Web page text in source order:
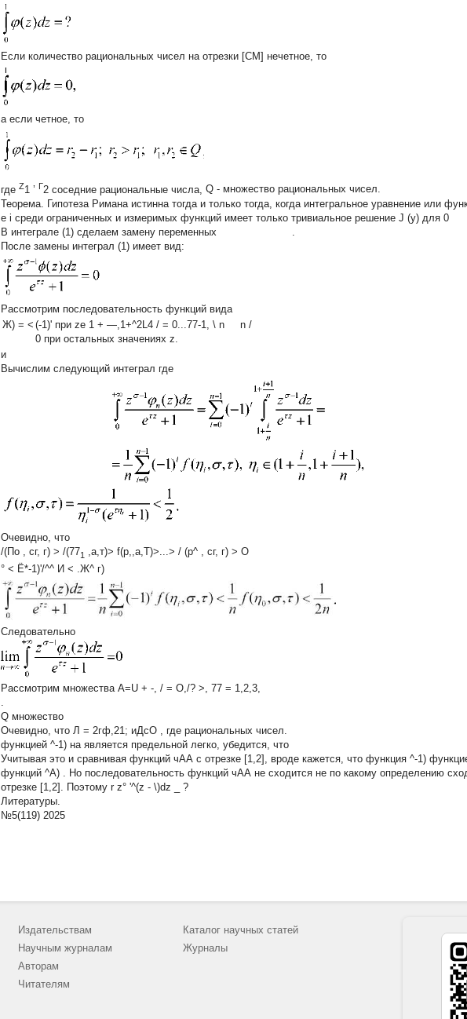
Если количество рациональных чисел на отрезки [CM] нечетное, то
а если четное, то
где Z1 ’ Г2 соседние рациональные числа, Q - множество рациональных чисел.
Теорема. Гипотеза Римана истинна тогда и только тогда, когда интегральное уравнение или
e i среди ограниченных и измеримых функций имеет только тривиальное решение J (y) для 0
В интеграле (1) сделаем замену переменных .
После замены интеграл (1) имеет вид:
Рассмотрим последовательность функций вида
Ж) = < (-1)' при ze 1 + —,1+^2L4 / = 0...77-1, \ n n /
0 при остальных значениях z.
и
Вычислим следующий интеграл где
Очевидно, что
/(По
, сг, г) > /(771 ,а,т)> f(p,,a,T)>...> / (р^
, сг, г) > О
° < Ё*-1)'/^^ И < .Ж^ г)
Следовательно
Рассмотрим множества A=U + -, / = О,/? >, 77 = 1,2,3,
.
Q множество
Очевидно, что Л = 2гф,21; иДсО , где рациональных чисел.
функцией ^-1) на является предельной легко, убедится, что
Учитывая это и сравнивая функций чАА с отрезке [1,2], вроде кажется, что функция ^-1)
функций ^A) . Но последовательность функций чАА не сходится не по какому определению
отрезке [1,2]. Поэтому r z° '^(z - \)dz _ ?
Литературы.
№5(119) 2025
Издательствам
Научным журналам
Авторам
Читателям
Каталог научных статей
Журналы